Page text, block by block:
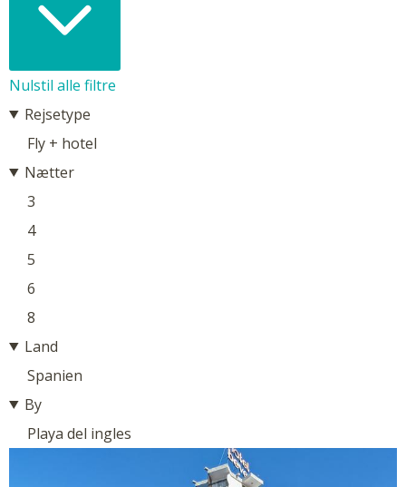
Nulstil alle filtre
Rejsetype
Fly + hotel
Nætter
3
4
5
6
8
Land
Spanien
By
Playa del ingles